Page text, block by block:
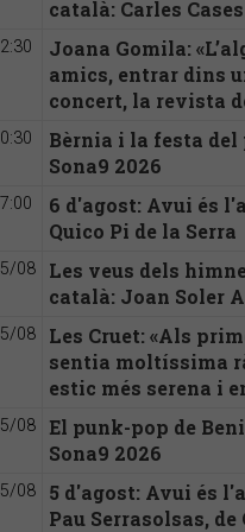
català: Carles Cases
Joana Gomila:
amics, entrar dins
concert, la revista
Bèrnia i la festa
Sona9 2026
6 d'agost: Avui és
Quico Pi de la Serra
08
Les veus dels
català: Joan Soler
08
Les Cruet: «Als
sentia moltíssima
estic més serena i
08
El punk-pop de
Sona9 2026
08
5 d'agost: Avui és
Pau Serrasolsas, de